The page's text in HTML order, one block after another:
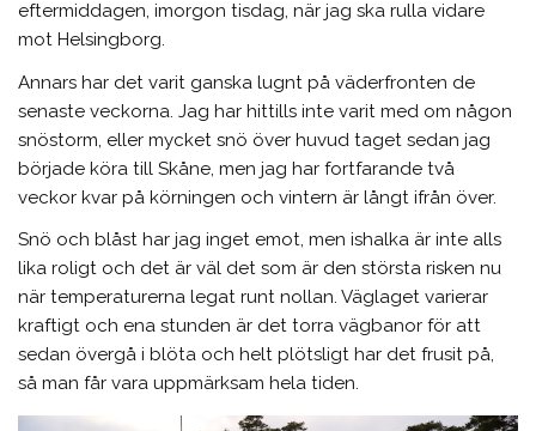
eftermiddagen, imorgon tisdag, när jag ska rulla vidare
mot Helsingborg.
Annars har det varit ganska lugnt på väderfronten de
senaste veckorna. Jag har hittills inte varit med om någon
snöstorm, eller mycket snö över huvud taget sedan jag
började köra till Skåne, men jag har fortfarande två
veckor kvar på körningen och vintern är långt ifrån över.
Snö och blåst har jag inget emot, men ishalka är inte alls
lika roligt och det är väl det som är den största risken nu
när temperaturerna legat runt nollan. Väglaget varierar
kraftigt och ena stunden är det torra vägbanor för att
sedan övergå i blöta och helt plötsligt har det frusit på,
så man får vara uppmärksam hela tiden.